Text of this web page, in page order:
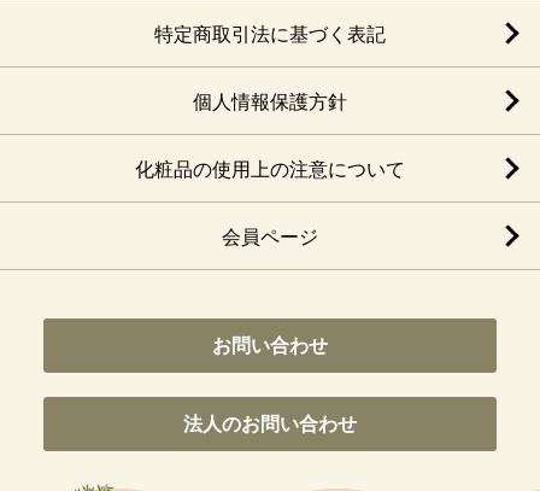
特定商取引法に基づく表記
個人情報保護方針
化粧品の使用上の注意について
会員ページ
お問い合わせ
法人のお問い合わせ